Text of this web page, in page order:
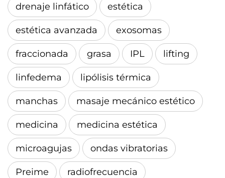
drenaje linfático estética
estética avanzada exosomas
fraccionada grasa IPL lifting
linfedema lipólisis térmica
manchas masaje mecánico estético
medicina medicina estética
microagujas ondas vibratorias
Preime radiofrecuencia